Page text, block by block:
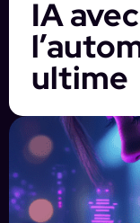
IA avec
ultime